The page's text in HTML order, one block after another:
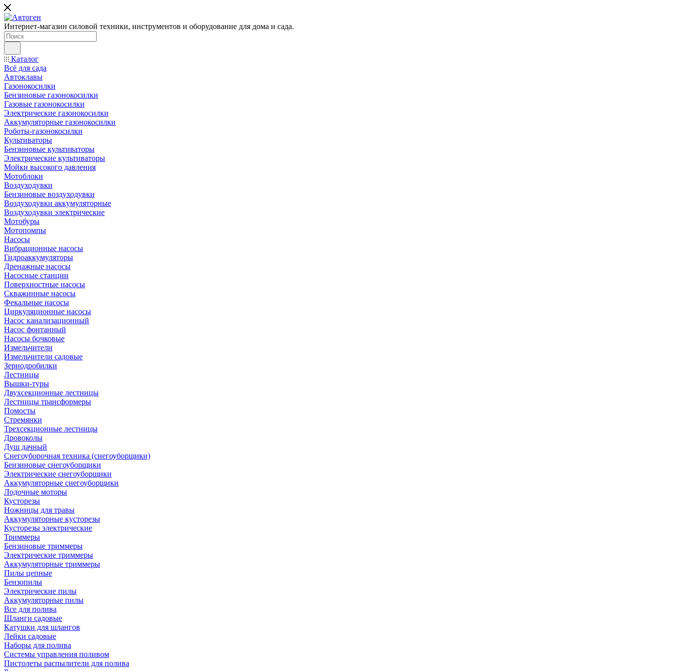
Интернет-магазин силовой техники, инструментов и оборудование для дома и сада.
Каталог
Всё для сада
Автоклавы
Газонокосилки
Бензиновые газонокосилки
Газовые газонокосилки
Электрические газонокосилки
Аккумуляторные газонокосилки
Роботы-газонокосилки
Культиваторы
Бензиновые культиваторы
Электрические культиваторы
Мойки высокого давления
Мотоблоки
Воздуходувки
Бензиновые воздуходувки
Воздуходувки аккумуляторные
Воздуходувки электрические
Мотобуры
Мотопомпы
Насосы
Вибрационные насосы
Гидроаккумуляторы
Дренажные насосы
Насосные станции
Поверхностные насосы
Скважинные насосы
Фекальные насосы
Циркуляционные насосы
Насос канализационный
Насос фонтанный
Насосы бочковые
Измельчители
Измельчители садовые
Зернодробилки
Лестницы
Вышки-туры
Двухсекционные лестницы
Лестницы трансформеры
Помосты
Стремянки
Трехсекционные лестницы
Дровоколы
Душ дачный
Снегоуборочная техника (снегоуборщики)
Бензиновые снегоуборщики
Электрические снегоуборщики
Аккумуляторные снегоуборщики
Лодочные моторы
Кусторезы
Ножницы для травы
Аккумуляторные кусторезы
Кусторезы электрические
Триммеры
Бензиновые триммеры
Электрические триммеры
Аккумуляторные триммеры
Пилы цепные
Бензопилы
Электрические пилы
Аккумуляторные пилы
Все для полива
Шланги садовые
Катушки для шлангов
Лейки садовые
Наборы для полива
Системы управления поливом
Пистолеты распылители для полива